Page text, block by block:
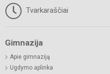
Tvarkaraščiai
Gimnazija
Apie gimnaziją
Ugdymo aplinka